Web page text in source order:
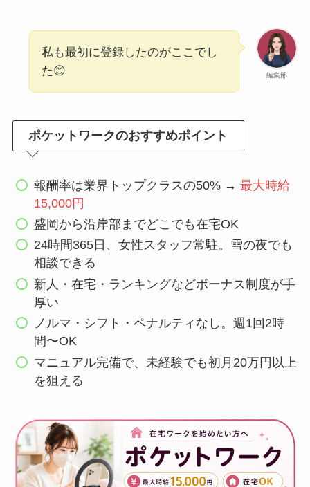
編集部
私も最初に登録したのがここでし
た😊
ポケットワークのおすすめポイント
報酬率は業界トップクラスの50% →最大時給
15,000円
盛岡から沿岸部までどこでも在宅OK
24時間365日、女性スタッフ常駐。雪の夜でも
相談できる
新人・在宅・ランキングなどボーナス制度が手
厚い
ノルマ・シフト・ペナルティなし。週1回2時
間〜OK
マニュアル完備で、未経験でも初月20万円以上
を狙える